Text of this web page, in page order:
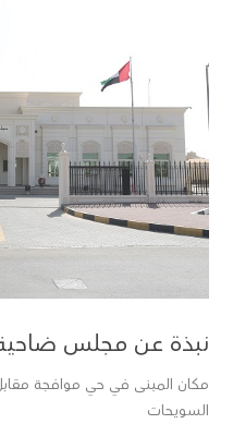
نبذة عن مجلس
مكان المبنى في حي موافجة
السويحات